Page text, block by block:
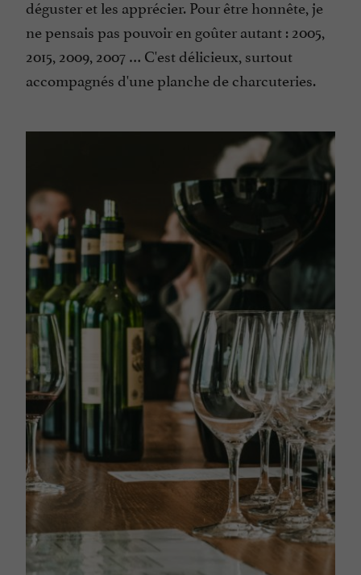
déguster et les apprécier. Pour être honnête, je
ne pensais pas pouvoir en goûter autant : 2005,
2015, 2009, 2007 … C'est délicieux, surtout
accompagnés d'une planche de charcuteries.